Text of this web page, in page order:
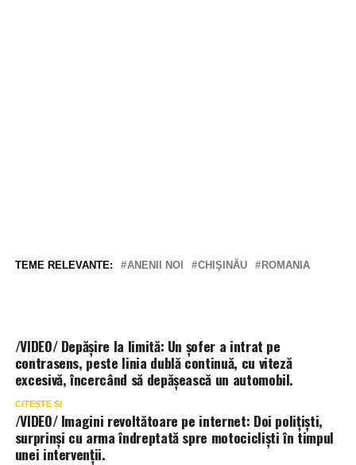
TEME RELEVANTE: ANENII NOI CHIŞINĂU ROMANIA
/VIDEO/ Depășire la limită: Un șofer a intrat pe
contrasens, peste linia dublă continuă, cu viteză
excesivă, încercând să depășească un automobil.
CITEȘTE ȘI
/VIDEO/ Imagini revoltătoare pe internet: Doi polițiști,
surprinși cu arma îndreptată spre motocicliști în timpul
unei intervenții.